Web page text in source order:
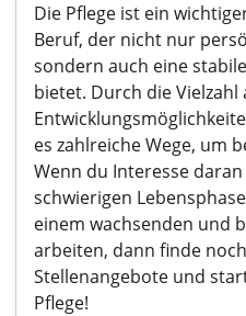
Die Pflege ist ein
Beruf, der nicht nur
sondern auch eine
bietet. Durch die
es zahlreiche Wege, um
Wenn du Interesse
schwierigen
einem wachsenden und
arbeiten, dann finde
Stellenangebote und
Pflege!